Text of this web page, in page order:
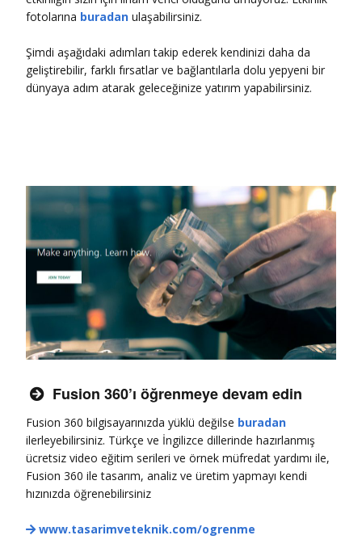
fotolarına buradan ulaşabilirsiniz.
Şimdi aşağıdaki adımları takip ederek kendinizi daha da
geliştirebilir, farklı fırsatlar ve bağlantılarla dolu yepyeni bir
dünyaya adım atarak geleceğinize yatırım yapabilirsiniz.
 Fusion 360’ı öğrenmeye devam edin
Fusion 360 bilgisayarınızda yüklü değilse buradan
ilerleyebilirsiniz. Türkçe ve İngilizce dillerinde hazırlanmış
ücretsiz video eğitim serileri ve örnek müfredat yardımı ile,
Fusion 360 ile tasarım, analiz ve üretim yapmayı kendi
hızınızda öğrenebilirsiniz
 www.tasarimveteknik.com/ogrenme